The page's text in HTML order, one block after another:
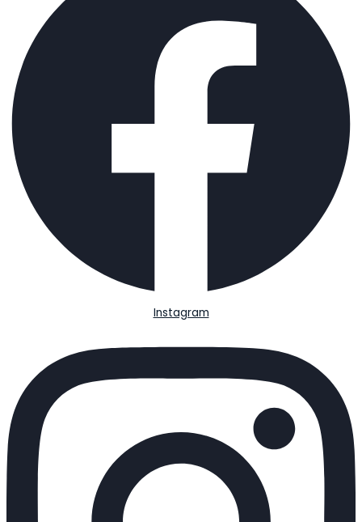
Instagram